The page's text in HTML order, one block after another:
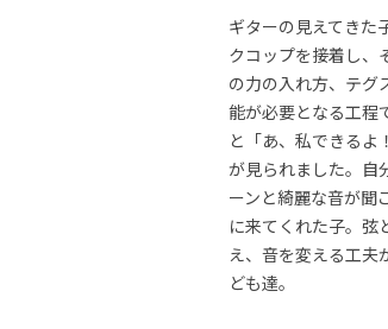
ギターの見えてきた
クコップを接着し、
の力の入れ方、テグ
能が必要となる工程
と「あ、私できる
が見られました。自
ーンと綺麗な音が聞
に来てくれた子。弦
え、音を変える工夫
ども達。